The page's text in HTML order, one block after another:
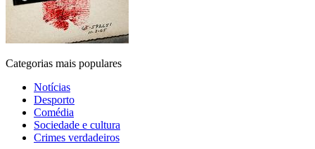
Categorias mais populares
Notícias
Desporto
Comédia
Sociedade e cultura
Crimes verdadeiros